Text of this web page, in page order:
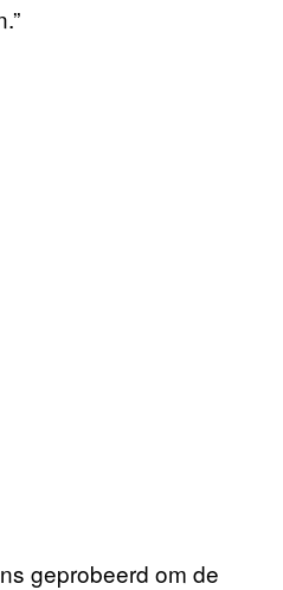
geprobeerd om de